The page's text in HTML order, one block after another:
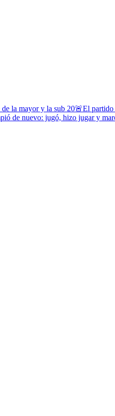
la mayor y la sub 20🚨El partido
de nuevo: jugó, hizo jugar y